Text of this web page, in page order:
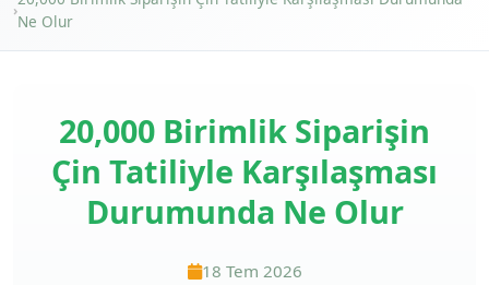
›
Ne Olur
20,000 Birimlik Siparişin
Çin Tatiliyle Karşılaşması
Durumunda Ne Olur
18 Tem 2026